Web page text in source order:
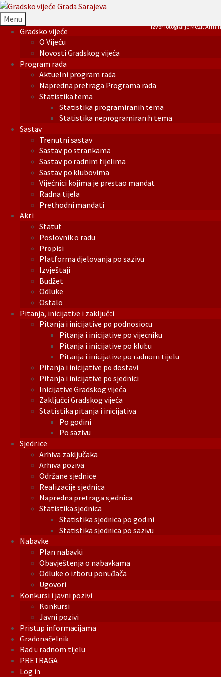
Menu
Gradsko vijeće
O Vijeću
Novosti Gradskog vijeća
Program rada
Aktuelni program rada
Napredna pretraga Programa rada
Statistika tema
Statistika programiranih tema
Statistika neprogramiranih tema
Sastav
Trenutni sastav
Sastav po strankama
Sastav po radnim tijelima
Sastav po klubovima
Vijećnici kojima je prestao mandat
Radna tijela
Prethodni mandati
Akti
Statut
Poslovnik o radu
Propisi
Platforma djelovanja po sazivu
Izvještaji
Budžet
Odluke
Ostalo
Pitanja, inicijative i zaključci
Pitanja i inicijative po podnosiocu
Pitanja i inicijative po vijećniku
Pitanja i inicijative po klubu
Pitanja i inicijative po radnom tijelu
Pitanja i inicijative po dostavi
Pitanja i inicijative po sjednici
Inicijative Gradskog vijeća
Zaključci Gradskog vijeća
Statistika pitanja i inicijativa
Po godini
Po sazivu
Sjednice
Arhiva zaključaka
Arhiva poziva
Održane sjednice
Realizacije sjednica
Napredna pretraga sjednica
Statistika sjednica
Statistika sjednica po godini
Statistika sjednica po sazivu
Nabavke
Plan nabavki
Obavještenja o nabavkama
Odluke o izboru ponuđača
Ugovori
Konkursi i javni pozivi
Konkursi
Javni pozivi
Pristup informacijama
Gradonačelnik
Rad u radnom tijelu
PRETRAGA
Log in
Izvor fotografije Mezit Armin